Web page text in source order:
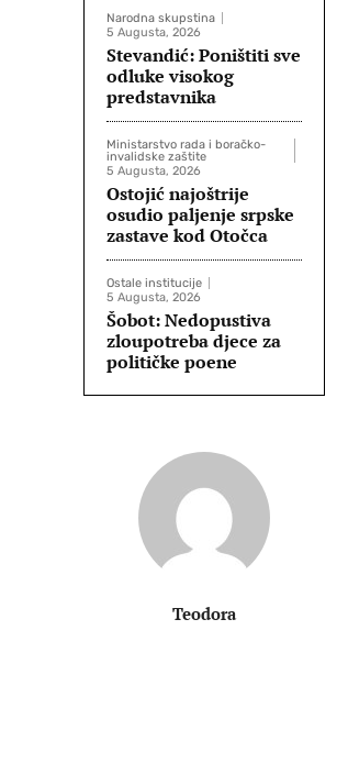
Narodna skupstina
5 Augusta, 2026
Stevandić: Poništiti sve
odluke visokog
predstavnika
Ministarstvo rada i boračko-
invalidske zaštite
5 Augusta, 2026
Ostojić najoštrije
osudio paljenje srpske
zastave kod Otočca
Ostale institucije
5 Augusta, 2026
Šobot: Nedopustiva
zloupotreba djece za
političke poene
Teodora